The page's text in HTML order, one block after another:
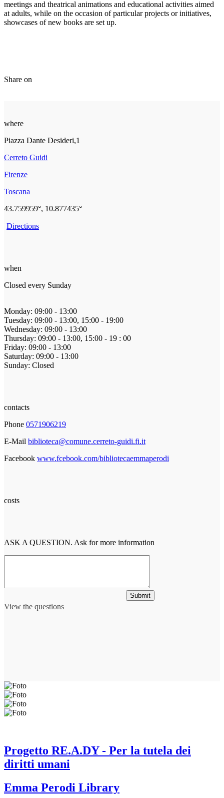
meetings and theatrical animations and educational activities aimed
at adults, while on the occasion of particular projects or initiatives,
showcases of new books are set up.
Share on
where
Piazza Dante Desideri,1
Cerreto Guidi
Firenze
Toscana
43.759959°, 10.877435°
Directions
when
Closed every Sunday
Monday: 09:00 - 13:00
Tuesday: 09:00 - 13:00, 15:00 - 19:00
Wednesday: 09:00 - 13:00
Thursday: 09:00 - 13:00, 15:00 - 19 : 00
Friday: 09:00 - 13:00
Saturday: 09:00 - 13:00
Sunday: Closed
contacts
Phone 0571906219
E-Mail biblioteca@comune.cerreto-guidi.fi.it
Facebook www.fcebook.com/bibliotecaemmaperodi
costs
ASK A QUESTION. Ask for more information
View the questions
Submit
Progetto RE.A.DY - Per la tutela dei
diritti umani
Emma Perodi Library